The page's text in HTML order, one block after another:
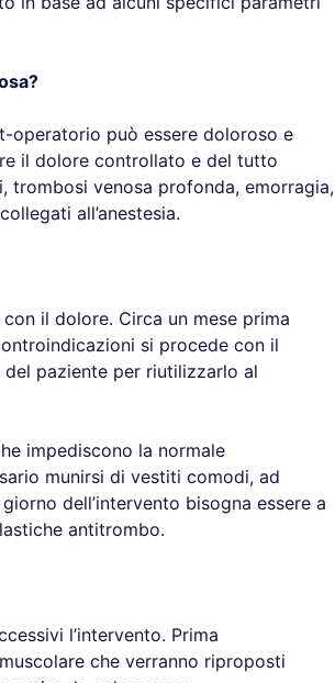
operatorio può essere doloroso e
il dolore controllato e del tutto
trombosi venosa profonda, emorragia,
all’anestesia.
il dolore. Circa un mese prima
si procede con il
paziente per riutilizzarlo al
impediscono la normale
munirsi di vestiti comodi, ad
dell’intervento bisogna essere a
antitrombo.
l’intervento. Prima
che verranno riproposti